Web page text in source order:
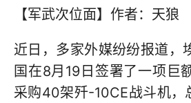
【军武次位面】作者：天狼
近日，多家外媒纷纷报道，
国在8月19日签署了一项巨
采购40架歼-10CE战斗机，